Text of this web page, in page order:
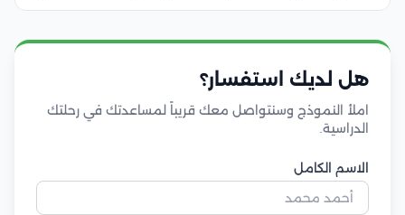
هل لديك استفسار؟
املأ النموذج وسنتواصل معك قريباً لمساعدتك في رحلتك
الدراسية.
الاسم الكامل